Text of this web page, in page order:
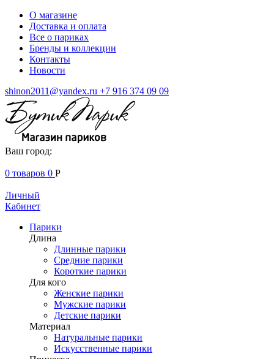
О магазине
Доставка и оплата
Все о париках
Бренды и коллекции
Контакты
Новости
shinon2011@yandex.ru +7 916 374 09 09
Ваш город:
0 товаров 0 Р
Личный
Кабинет
Парики
Длина
Длинные парики
Средние парики
Короткие парики
Для кого
Женские парики
Мужские парики
Детские парики
Материал
Натуральные парики
Искусственные парики